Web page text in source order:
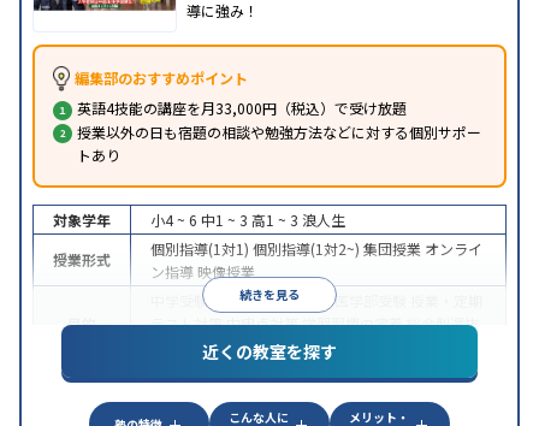
導に強み！
編集部のおすすめポイント
英語4技能の講座を月33,000円（税込）で受け放題
授業以外の日も宿題の相談や勉強方法などに対する個別サポー
トあり
続きを見る
対象学年 小4 ~ 6 中1 ~ 3 高1 ~ 3 浪人生
授業形式
個別指導(1対1) 個別指導(1対2~) 集団授業 オンライ
ン指導 映像授業
目的
中学受験 高校受験大学受験 医学部受験
テスト対策内申点対策学習習慣の定着総合型選抜
(旧AO)対策推薦入試対策学校別特化対策
特徴
中高一貫校生に対応特待生・奨学金制度あり成績
保証制度あり授業の振替可能 不登校生に対応
ライン対応
1科目から受講可能
季節講習のみの受講
近くの教室を探す
こんな人に
メリット・